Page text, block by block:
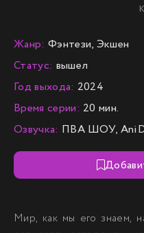
Жанр: Фэнтези, Экшен
Статус: вышел
Год выхода: 2024
Время серии: 20 мин.
Озвучка: ПВА ШОУ,
Мир, как мы его знаем,